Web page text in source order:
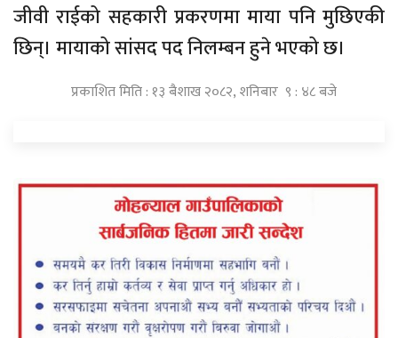
जीवी राईको सहकारी प्रकरणमा माया पनि मुछिएकी
छिन्। मायाको सांसद पद निलम्बन हुने भएको छ।
प्रकाशित मिति : १३ बैशाख २०८२, शनिबार ९ : ४८ बजे